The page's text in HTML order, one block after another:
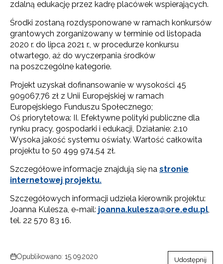
zdalną edukację przez kadrę placówek wspierających.
Środki zostaną rozdysponowane w ramach konkursów
grantowych zorganizowany w terminie od listopada
2020 r. do lipca 2021 r., w procedurze konkursu
otwartego, aż do wyczerpania środków
na poszczególne kategorie.
Projekt uzyskał dofinansowanie w wysokości 45
909067,76 zł z Unii Europejskiej w ramach
Europejskiego Funduszu Społecznego;
Oś priorytetowa: II. Efektywne polityki publiczne dla
rynku pracy, gospodarki i edukacji, Działanie: 2.10
Wysoka jakość systemu oświaty. Wartość całkowita
projektu to 50 499 974,54 zł.
Szczegółowe informacje znajdują się na stronie
internetowej projektu.
Szczegółowych informacji udziela kierownik projektu:
Joanna Kulesza, e-mail: joanna.kulesza@ore.edu.pl
tel. 22 570 83 16.
Opublikowano: 15.09.2020 Udostępnij